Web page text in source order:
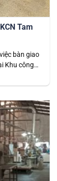
Tam
bàn giao
Khu công
cần gia